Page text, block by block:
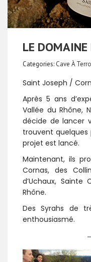
LE DOMAINE
Categories: Cave À
Saint Joseph /
Après 5 ans
Vallée du Rhône,
décide de lancer
trouvent quelques
projet est lancé.
Maintenant, ils
Cornas, des
d’Uchaux,
Rhône.
Des Syrahs de
enthousiasmé.